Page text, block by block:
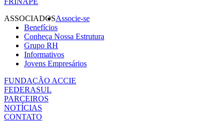
ASSOCIADOSAssocie-se
Benefícios
Conheça Nossa Estrutura
Grupo RH
Informativos
Jovens Empresários
FUNDAÇÃO ACCIE
FEDERASUL
PARCEIROS
NOTÍCIAS
CONTATO